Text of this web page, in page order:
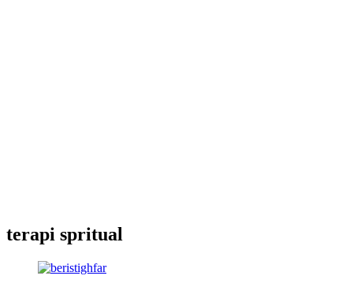
terapi spritual